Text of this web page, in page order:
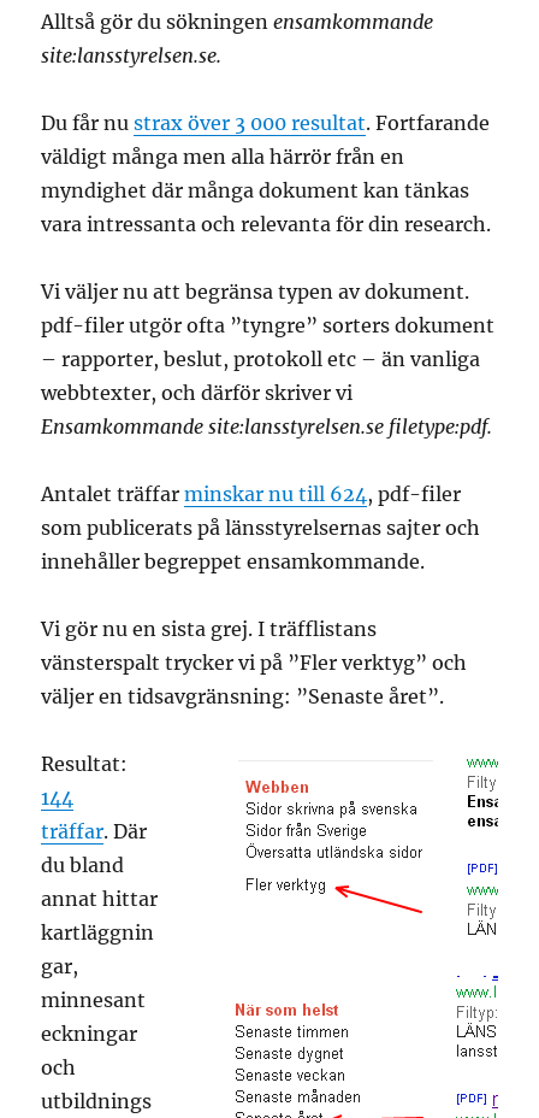
Alltså gör du sökningenensamkommande
site:lansstyrelsen.se.
Du får nustrax över 3 000 resultat. Fortfarande
väldigt många men alla härrör från en
myndighet där många dokument kan tänkas
vara intressanta och relevanta för din research.
Vi väljer nu att begränsa typen av dokument.
pdf-filer utgör ofta ”tyngre” sorters dokument
– rapporter, beslut, protokoll etc – än vanliga
webbtexter, och därför skriver vi
Ensamkommande site:lansstyrelsen.se filetype:pdf.
Antalet träffarminskar nu till 624, pdf-filer
som publicerats på länsstyrelsernas sajter och
innehåller begreppet ensamkommande.
Vi gör nu en sista grej. I träfflistans
vänsterspalt trycker vi på ”Fler verktyg” och
väljer en tidsavgränsning: ”Senaste året”.
Resultat:
144
träffar. Där
du bland
annat hittar
kartläggnin
gar,
minnesant
eckningar
och
utbildnings